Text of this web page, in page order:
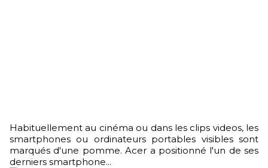
Habituellement au cinéma ou dans les clips videos, les
smartphones ou ordinateurs portables visibles sont
marqués d'une pomme. Acer a positionné l'un de ses
derniers smartphone...